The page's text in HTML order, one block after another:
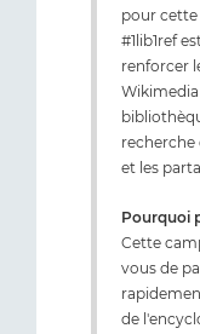
pour cette
#1lib1ref
renforcer
Wikimedia
recherche
et les
Pourquoi
Cette
vous de
de